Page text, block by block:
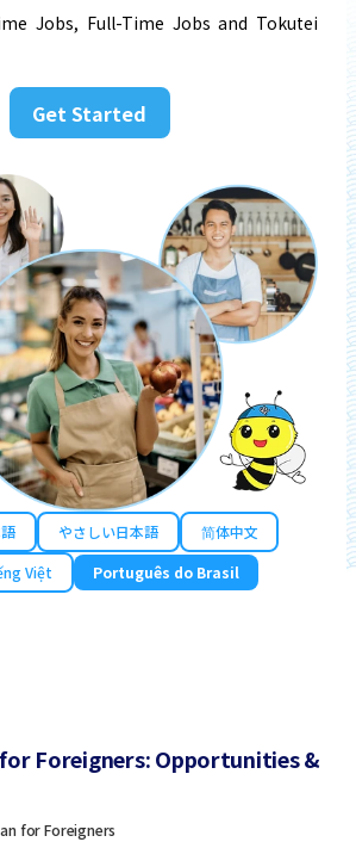
Jobs, Full-Time Jobs and Tokutei
Get Started
やさしい日本語
简体中文
Việt
Português do Brasil
Foreigners: Opportunities &
for Foreigners